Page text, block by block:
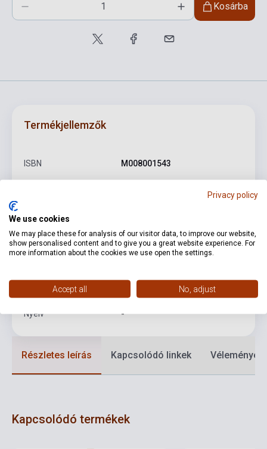
Kosárba
Termékjellemzők
ISBN M008001543
Kiadó UNIVERSAL
Formátum
Nyelv -
Részletes leírás Kapcsolódó linkek Vélemények
Kapcsolódó termékek
Privacy policy
We use cookies
We may place these for analysis of our visitor data, to improve our website,
show personalised content and to give you a great website experience. For
more information about the cookies we use open the settings.
Accept all No, adjust